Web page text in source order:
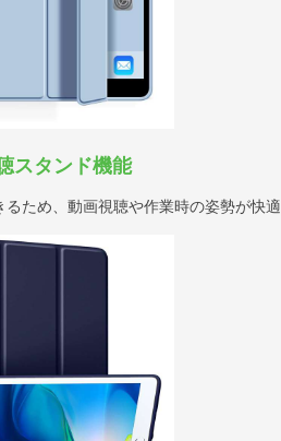
スタンド機能
ため、動画視聴や作業時の姿勢が快適